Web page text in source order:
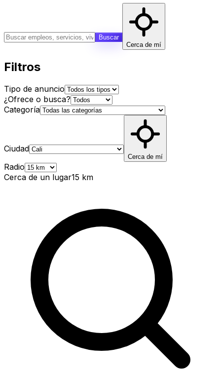
Buscar
Cerca de mí
Filtros
Tipo de anuncio
¿Ofrece o busca?
Categoría
Ciudad
Cerca de mí
Radio
Cerca de un lugar15 km